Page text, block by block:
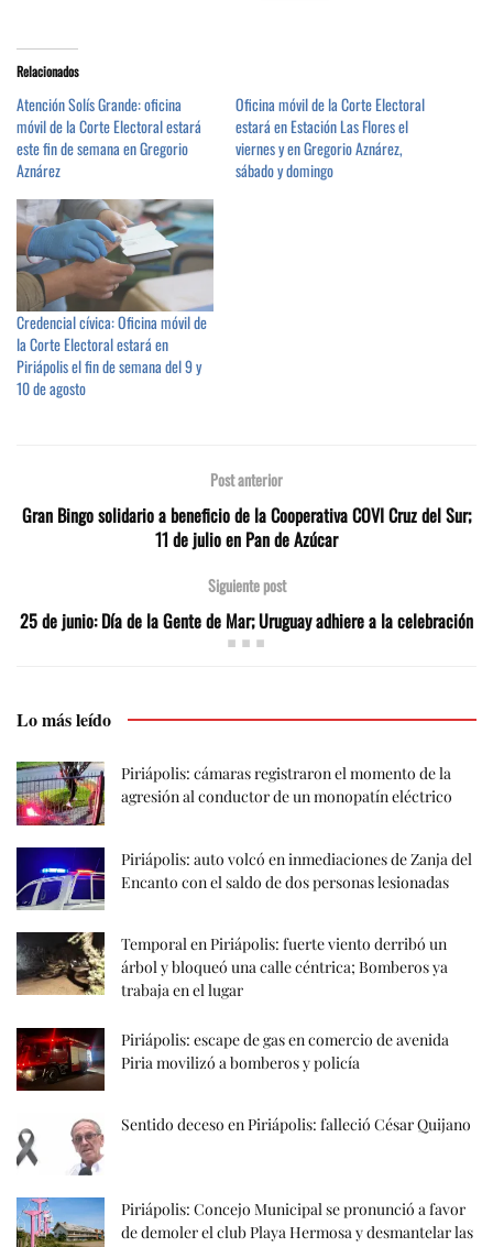
Relacionados
Atención Solís Grande: oficina
móvil de la Corte Electoral estará
este fin de semana en Gregorio
Aznárez
Oficina móvil de la Corte Electoral
estará en Estación Las Flores el
viernes y en Gregorio Aznárez,
sábado y domingo
Credencial cívica: Oficina móvil de
la Corte Electoral estará en
Piriápolis el fin de semana del 9 y
10 de agosto
Post anterior
Gran Bingo solidario a beneficio de la Cooperativa COVI Cruz del Sur;
11 de julio en Pan de Azúcar
Siguiente post
25 de junio: Día de la Gente de Mar; Uruguay adhiere a la celebración
Lo más leído
Piriápolis: cámaras registraron el momento de la
agresión al conductor de un monopatín eléctrico
Piriápolis: auto volcó en inmediaciones de Zanja del
Encanto con el saldo de dos personas lesionadas
Temporal en Piriápolis: fuerte viento derribó un
árbol y bloqueó una calle céntrica; Bomberos ya
trabaja en el lugar
Piriápolis: escape de gas en comercio de avenida
Piria movilizó a bomberos y policía
Sentido deceso en Piriápolis: falleció César Quijano
Piriápolis: Concejo Municipal se pronunció a favor
de demoler el club Playa Hermosa y desmantelar las